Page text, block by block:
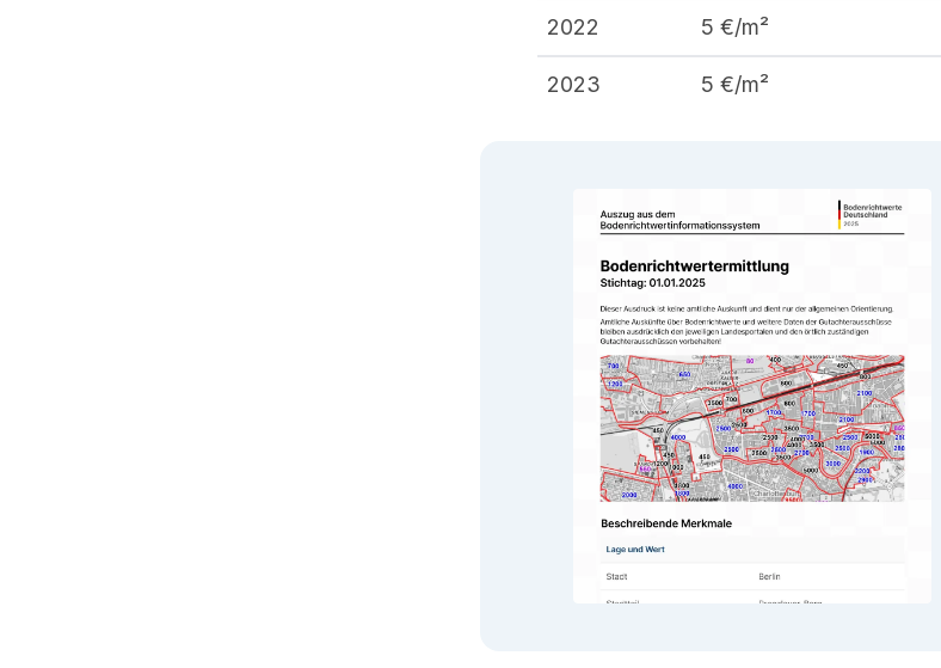
2022 5 €/m²
2023 5 €/m²